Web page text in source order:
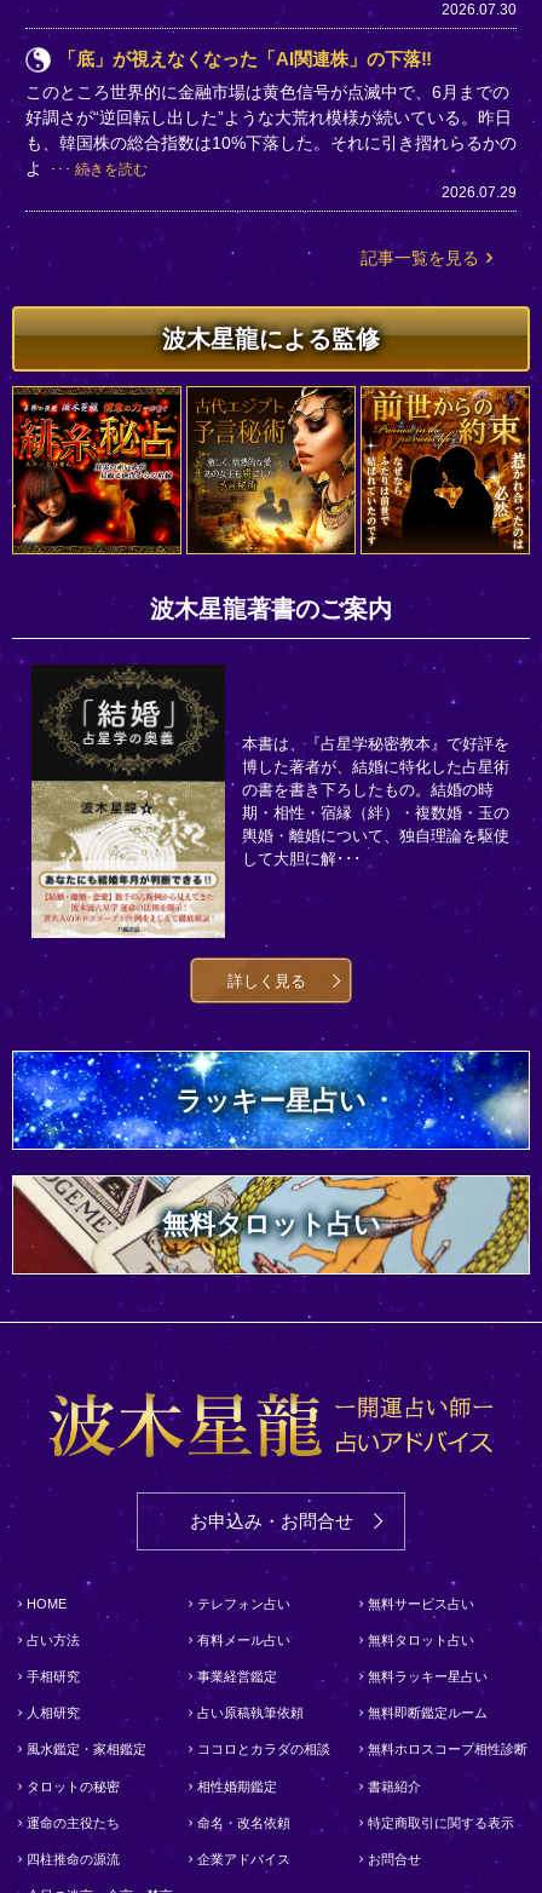
2026.07.30
「底」が視えなくなった「AI関連株」の下落‼
このところ世界的に金融市場は黄色信号が点滅中で、6月までの
好調さが“逆回転し出した”ような大荒れ模様が続いている。昨日
も、韓国株の総合指数は10%下落した。それに引き摺れらるかの
よ
続きを読む
2026.07.29
記事一覧を見る
波木星龍による監修
波木星龍著書のご案内
本書は、『占星学秘密教本』で好評を
博した著者が、結婚に特化した占星術
の書を書き下ろしたもの。結婚の時
期・相性・宿縁（絆）・複数婚・玉の
輿婚・離婚について、独自理論を駆使
して大胆に解･･･
詳しく見る
ラッキー星占い
無料タロット占い
お申込み・お問合せ
HOME
占い方法
手相研究
人相研究
風水鑑定・家相鑑定
タロットの秘密
運命の主役たち
四柱推命の源流
テレフォン占い
有料メール占い
事業経営鑑定
占い原稿執筆依頼
ココロとカラダの相談
相性婚期鑑定
命名・改名依頼
企業アドバイス
無料サービス占い
無料タロット占い
無料ラッキー星占い
無料即断鑑定ルーム
無料ホロスコープ相性診断
書籍紹介
特定商取引に関する表示
お問合せ